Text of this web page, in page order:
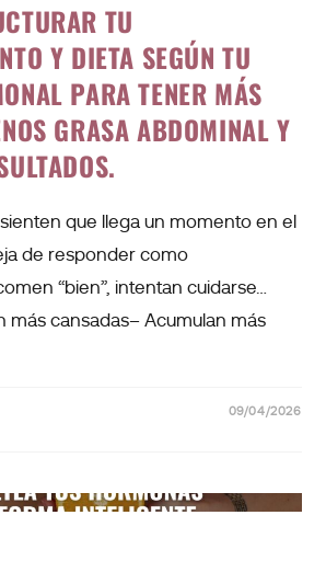
TU
Y DIETA SEGÚN TU
PARA TENER MÁS
GRASA ABDOMINAL Y
que llega un momento en el
de responder como
“bien”, intentan cuidarse…
más cansadas– Acumulan más
09/04/2026